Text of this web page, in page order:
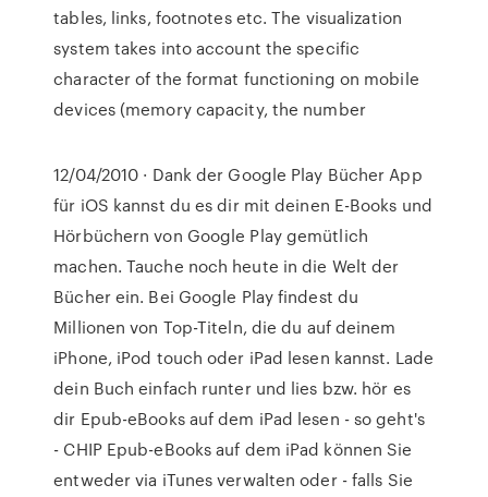
tables, links, footnotes etc. The visualization
system takes into account the specific
character of the format functioning on mobile
devices (memory capacity, the number
12/04/2010 · Dank der Google Play Bücher App
für iOS kannst du es dir mit deinen E-Books und
Hörbüchern von Google Play gemütlich
machen. Tauche noch heute in die Welt der
Bücher ein. Bei Google Play findest du
Millionen von Top-Titeln, die du auf deinem
iPhone, iPod touch oder iPad lesen kannst. Lade
dein Buch einfach runter und lies bzw. hör es
dir Epub-eBooks auf dem iPad lesen - so geht's
- CHIP Epub-eBooks auf dem iPad können Sie
entweder via iTunes verwalten oder - falls Sie